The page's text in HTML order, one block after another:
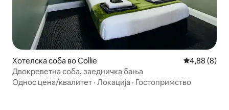
Хотелска соба во Collie Просечна
4,88 (8)
Двокреветна соба, заедничка бања
Однос цена/квалитет · Локација · Гостопримство